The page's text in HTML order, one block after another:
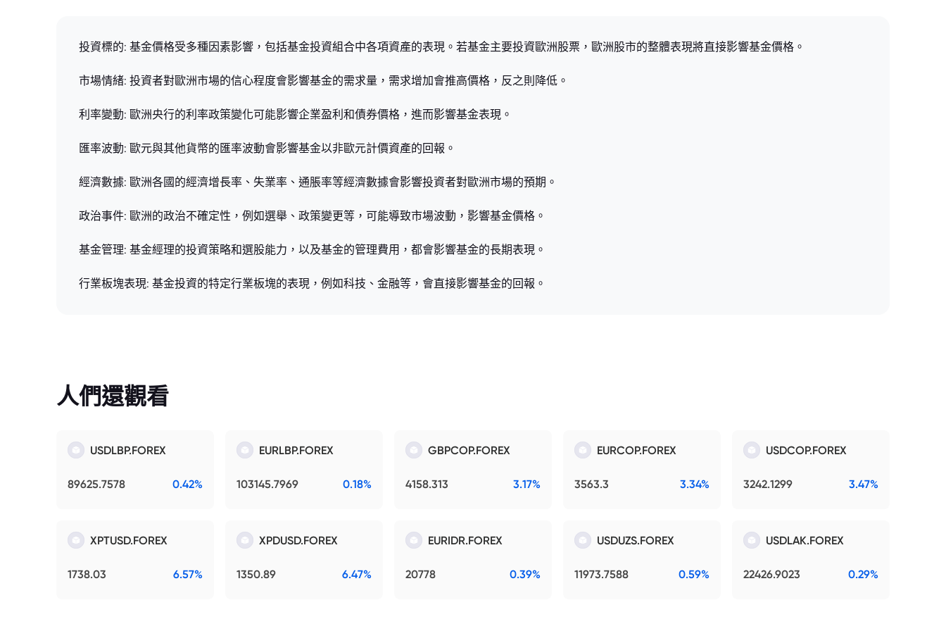
投資標的: 基金價格受多種因素影響，包括基金投資組合中各項資產的表現。若基金主要投資歐洲股票，歐洲股市的整體表現將直接影響基金價格。
市場情緒: 投資者對歐洲市場的信心程度會影響基金的需求量，需求增加會推高價格，反之則降低。
利率變動: 歐洲央行的利率政策變化可能影響企業盈利和債券價格，進而影響基金表現。
匯率波動: 歐元與其他貨幣的匯率波動會影響基金以非歐元計價資產的回報。
經濟數據: 歐洲各國的經濟增長率、失業率、通脹率等經濟數據會影響投資者對歐洲市場的預期。
政治事件: 歐洲的政治不確定性，例如選舉、政策變更等，可能導致市場波動，影響基金價格。
基金管理: 基金經理的投資策略和選股能力，以及基金的管理費用，都會影響基金的長期表現。
行業板塊表現: 基金投資的特定行業板塊的表現，例如科技、金融等，會直接影響基金的回報。
人們還觀看
USDLBP.FOREX
89625.7578 0.42%
EURLBP.FOREX
103145.7969 0.18%
GBPCOP.FOREX
4158.313 3.17%
EURCOP.FOREX
3563.3 3.34%
USDCOP.FOREX
3242.1299 3.47%
XPTUSD.FOREX
1738.03 6.57%
XPDUSD.FOREX
1350.89 6.47%
EURIDR.FOREX
20778 0.39%
USDUZS.FOREX
11973.7588 0.59%
USDLAK.FOREX
22426.9023 0.29%